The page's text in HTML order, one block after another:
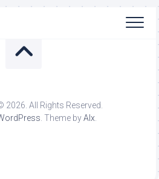
2026. All Rights Reserved.
. Theme byAlx.